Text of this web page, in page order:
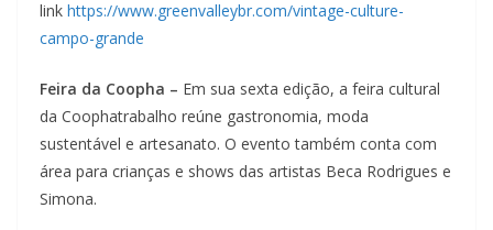
link https://www.greenvalleybr.com/vintage-culture-
campo-grande
Feira da Coopha – Em sua sexta edição, a feira cultural
da Coophatrabalho reúne gastronomia, moda
sustentável e artesanato. O evento também conta com
área para crianças e shows das artistas Beca Rodrigues e
Simona.